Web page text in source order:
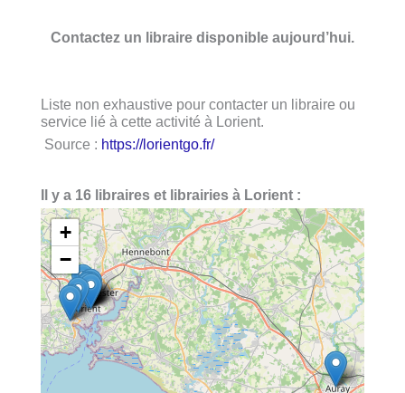
Contactez un libraire disponible aujourd’hui.
Liste non exhaustive pour contacter un libraire ou
service lié à cette activité à Lorient.
Source : https://lorientgo.fr/
Il y a 16 libraires et librairies à Lorient :
+
−